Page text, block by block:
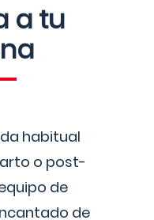
a tu
habitual
o post-
de
de